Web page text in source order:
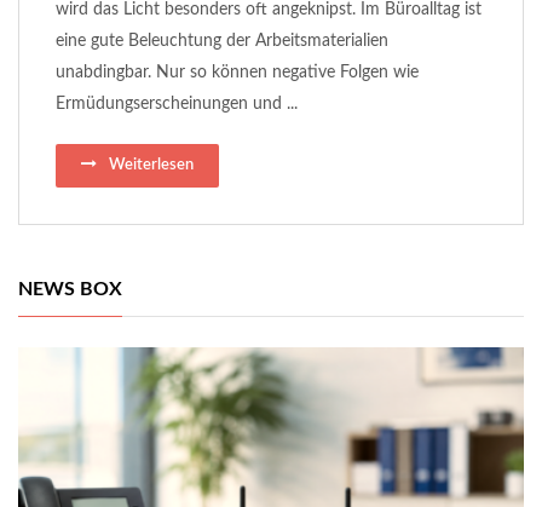
wird das Licht besonders oft angeknipst. Im Büroalltag ist
eine gute Beleuchtung der Arbeitsmaterialien
unabdingbar. Nur so können negative Folgen wie
Ermüdungserscheinungen und ...
Weiterlesen
NEWS BOX